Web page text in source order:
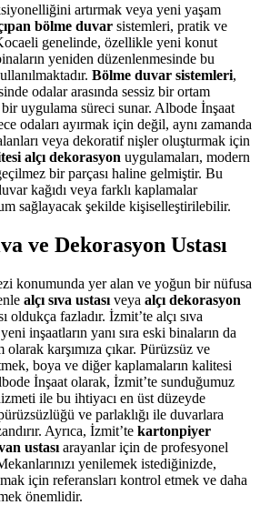
artırmak veya yeni yaşam
bölme duvar sistemleri, pratik ve
genelinde, özellikle yeni konut
yeniden düzenlenmesinde bu
Bölme duvar sistemleri,
odalar arasında sessiz bir ortam
bir uygulama süreci sunar. Albode İnşaat
odaları ayırmak için değil, aynı zamanda
veya dekoratif nişler oluşturmak için
alçı dekorasyon uygulamaları, modern
bir parçası haline gelmiştir. Bu
kağıdı veya farklı kaplamalar
sağlayacak şekilde kişiselleştirilebilir.
ve Dekorasyon Ustası
konumunda yer alan ve yoğun bir nüfusa
alçı sıva ustası veya alçı dekorasyon
oldukça fazladır. İzmit’te alçı sıva
inşaatların yanı sıra eski binaların da
olarak karşımıza çıkar. Pürüzsüz ve
boya ve diğer kaplamaların kalitesi
İnşaat olarak, İzmit’te sunduğumuz
ile bu ihtiyacı en üst düzeyde
ve parlaklığı ile duvarlara
Ayrıca, İzmit’te kartonpiyer
ustası arayanlar için de profesyonel
yenilemek istediğinizde,
için referansları kontrol etmek ve daha
önemlidir.